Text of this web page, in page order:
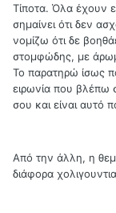
Τίποτα. Όλα έχουν
σημαίνει ότι δεν
νομίζω ότι δε
στομφώδης, με
Το παρατηρώ ίσως
ειρωνία που βλέπω
σου και είναι αυτό
Από την άλλη, η
διάφορα